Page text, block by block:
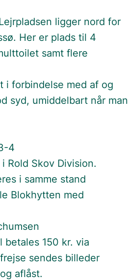
ligger nord for
Her er plads til 4
samt flere
i forbindelse med af og
syd, umiddelbart når man
4
Rold Skov Division.
i samme stand
Blokhytten med
betales 150 kr. via
sendes billeder
aflåst.